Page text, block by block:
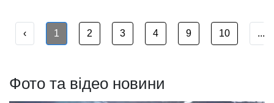
‹ 1 2 3 4 9 10 ...
Фото та відео новини